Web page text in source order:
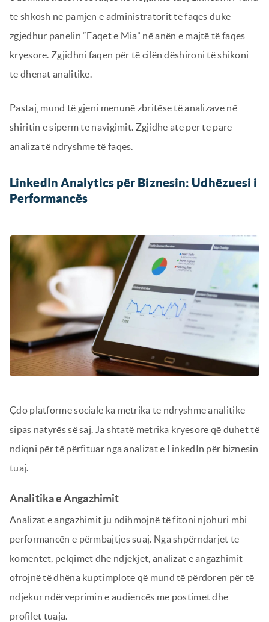
të shkosh në pamjen e administratorit të faqes duke
zgjedhur panelin “Faqet e Mia” në anën e majtë të faqes
kryesore. Zgjidhni faqen për të cilën dëshironi të shikoni
të dhënat analitike.
Pastaj, mund të gjeni menunë zbritëse të analizave në
shiritin e sipërm të navigimit. Zgjidhe atë për të parë
analiza të ndryshme të faqes.
LinkedIn Analytics për Biznesin: Udhëzuesi i
Performancës
Çdo platformë sociale ka metrika të ndryshme analitike
sipas natyrës së saj. Ja shtatë metrika kryesore që duhet të
ndiqni për të përfituar nga analizat e LinkedIn për biznesin
tuaj.
Analitika e Angazhimit
Analizat e angazhimit ju ndihmojnë të fitoni njohuri mbi
performancën e përmbajtjes suaj. Nga shpërndarjet te
komentet, pëlqimet dhe ndjekjet, analizat e angazhimit
ofrojnë të dhëna kuptimplote që mund të përdoren për të
ndjekur ndërveprimin e audiencës me postimet dhe
profilet tuaja.